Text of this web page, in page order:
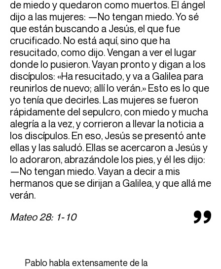
de miedo y quedaron como muertos. El ángel
dijo a las mujeres: —No tengan miedo. Yo sé
que están buscando a Jesús, el que fue
crucificado. No está aquí, sino que ha
resucitado, como dijo. Vengan a ver el lugar
donde lo pusieron. Vayan pronto y digan a los
discípulos: «Ha resucitado, y va a Galilea para
reunirlos de nuevo; allí lo verán.» Esto es lo que
yo tenía que decirles. Las mujeres se fueron
rápidamente del sepulcro, con miedo y mucha
alegría a la vez, y corrieron a llevar la noticia a
los discípulos. En eso, Jesús se presentó ante
ellas y las saludó. Ellas se acercaron a Jesús y
lo adoraron, abrazándole los pies, y él les dijo:
—No tengan miedo. Vayan a decir a mis
hermanos que se dirijan a Galilea, y que allá me
verán.
Mateo 28: 1-10
Pablo habla extensamente de la